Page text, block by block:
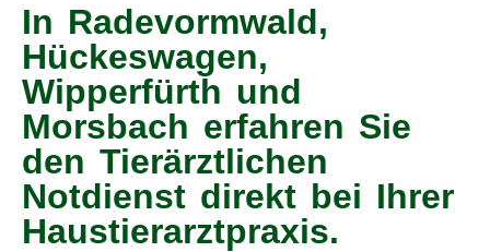
In Radevormwald,
Hückeswagen,
Wipperfürth und
Morsbach erfahren Sie
den Tierärztlichen
Notdienst direkt bei Ihrer
Haustierarztpraxis.